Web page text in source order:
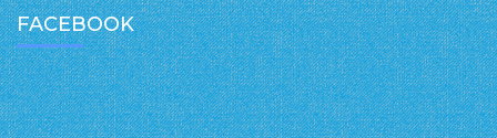
FACEBOOK